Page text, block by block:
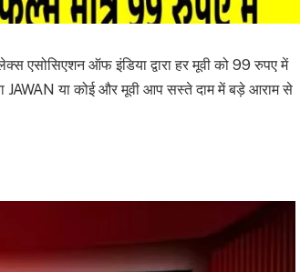
ऑफ इंडिया द्वारा हर मूवी को 99 रुपए में
JAWAN या कोई और मूवी आप सस्ते दाम में बड़े आराम से